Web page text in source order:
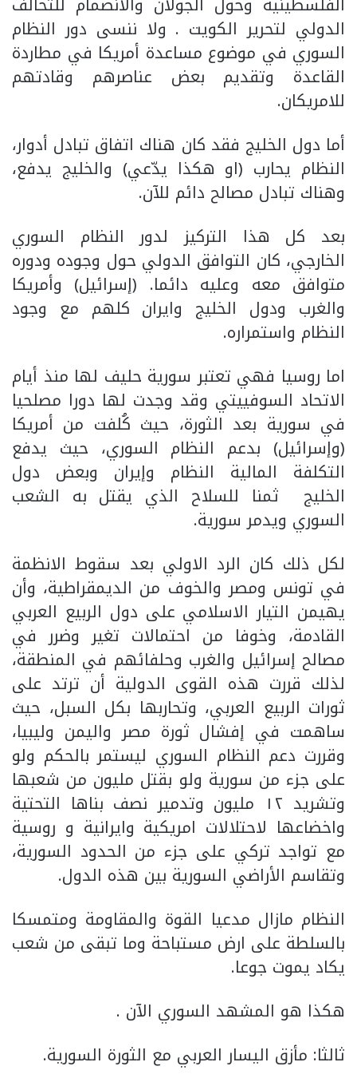
الدولي لتحرير الكويت . ولا ننسى دور النظام
السوري في موضوع مساعدة أمريكا في مطاردة
القاعدة وتقديم بعض عناصرهم وقادتهم
للامريكان.
أما دول الخليج فقد كان هناك اتفاق تبادل أدوار،
النظام يحارب (او هكذا يدّعي) والخليج يدفع،
وهناك تبادل مصالح دائم للآن.
بعد كل هذا التركيز لدور النظام السوري
الخارجي، كان التوافق الدولي حول وجوده ودوره
متوافق معه وعليه دائما. (إسرائيل) وأمريكا
والغرب ودول الخليج وايران كلهم مع وجود
النظام واستمراره.
اما روسيا فهي تعتبر سورية حليف لها منذ أيام
الاتحاد السوفييتي وقد وجدت لها دورا مصلحيا
في سورية بعد الثورة، حيث كُلفت من أمريكا
(وإسرائيل) بدعم النظام السوري، حيث يدفع
التكلفة المالية النظام وإيران وبعض دول
الخليج ثمنا للسلاح الذي يقتل به الشعب
السوري ويدمر سورية.
لكل ذلك كان الرد الاولي بعد سقوط الانظمة
في تونس ومصر والخوف من الديمقراطية، وأن
يهيمن التيار الاسلامي على دول الربيع العربي
القادمة، وخوفا من احتمالات تغير وضرر في
مصالح إسرائيل والغرب وحلفائهم في المنطقة،
لذلك قررت هذه القوى الدولية أن ترتد على
ثورات الربيع العربي، وتحاربها بكل السبل، حيث
ساهمت في إفشال ثورة مصر واليمن وليبيا،
وقررت دعم النظام السوري ليستمر بالحكم ولو
على جزء من سورية ولو بقتل مليون من شعبها
وتشريد ١٢ مليون وتدمير نصف بناها التحتية
واخضاعها لاحتلالات امريكية وايرانية و روسية
مع تواجد تركي على جزء من الحدود السورية،
وتقاسم الأراضي السورية بين هذه الدول.
النظام مازال مدعيا القوة والمقاومة ومتمسكا
بالسلطة على ارض مستباحة وما تبقى من شعب
يكاد يموت جوعا.
هكذا هو المشهد السوري الآن .
ثالثا: مأزق اليسار العربي مع الثورة السورية.